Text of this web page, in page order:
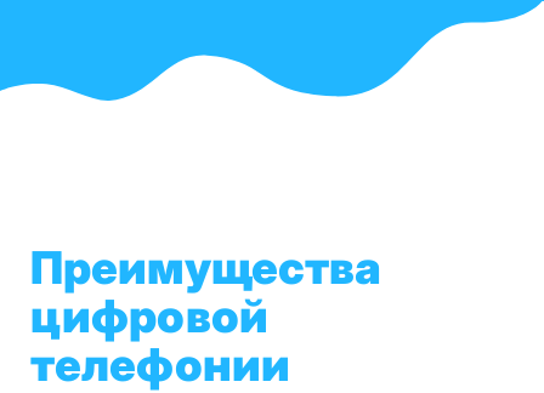
Преимущества
цифровой
телефонии